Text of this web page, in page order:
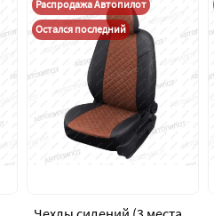
Распродажа Автопилот
Остался последний